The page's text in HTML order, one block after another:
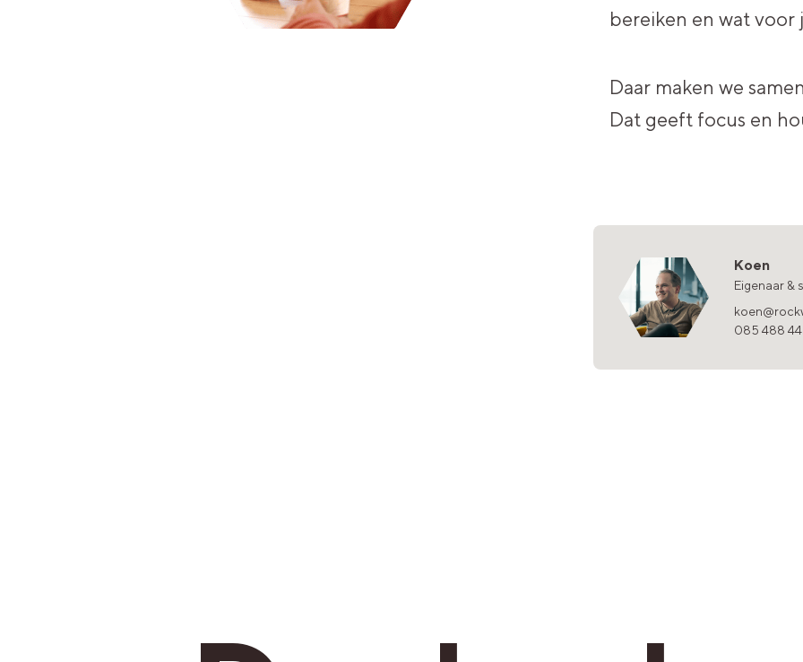
bereiken en wat voor
Daar maken we
Dat geeft focus en
Koen
Eigenaar &
085 488